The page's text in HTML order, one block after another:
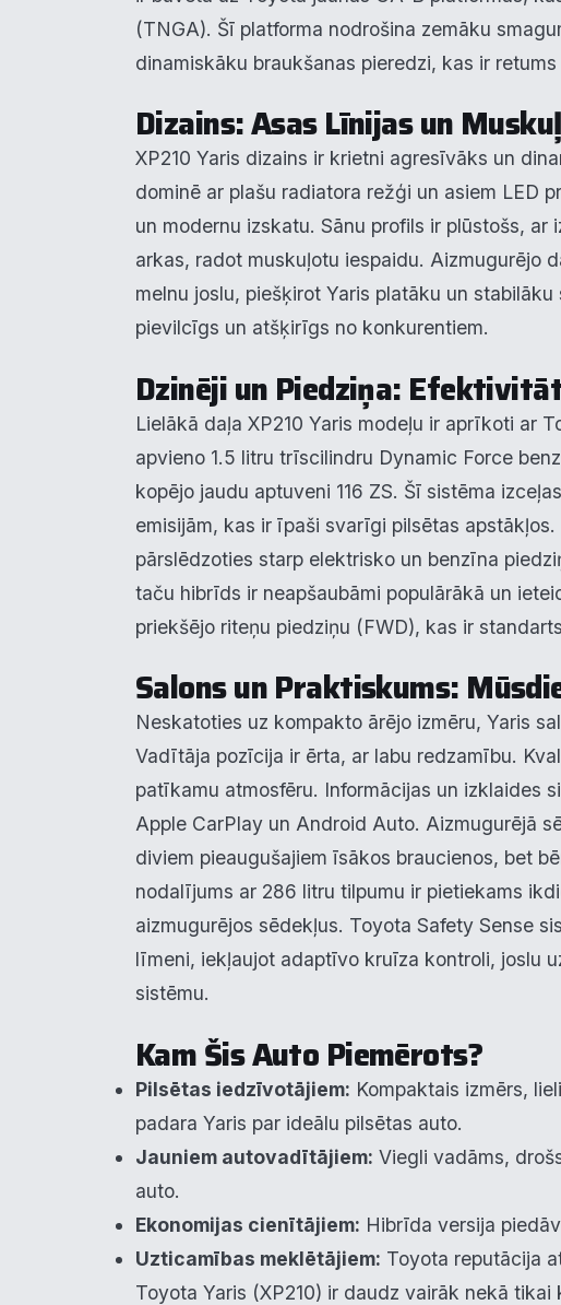
(TNGA). Šī platforma nodrošina zemāku
dinamiskāku braukšanas pieredzi, kas ir retums
Dizains: Asas Līnijas un
XP210 Yaris dizains ir krietni agresīvāks un
dominē ar plašu radiatora režģi un asiem LED
un modernu izskatu. Sānu profils ir plūstošs,
arkas, radot muskuļotu iespaidu. Aizmugurējo
melnu joslu, piešķirot Yaris platāku un
pievilcīgs un atšķirīgs no konkurentiem.
Dzinēji un Piedziņa:
Lielākā daļa XP210 Yaris modeļu ir aprīkoti ar
apvieno 1.5 litru trīscilindru Dynamic Force
kopējo jaudu aptuveni 116 ZS. Šī sistēma
emisijām, kas ir īpaši svarīgi pilsētas
pārslēdzoties starp elektrisko un benzīna
taču hibrīds ir neapšaubāmi populārākā un
priekšējo riteņu piedziņu (FWD), kas ir
Salons un Praktiskums:
Neskatoties uz kompakto ārējo izmēru, Yaris
Vadītāja pozīcija ir ērta, ar labu redzamību.
patīkamu atmosfēru. Informācijas un izklaides
Apple CarPlay un Android Auto. Aizmugurējā
diviem pieaugušajiem īsākos braucienos, bet
nodalījums ar 286 litru tilpumu ir pietiekams
aizmugurējos sēdekļus. Toyota Safety Sense
līmeni, iekļaujot adaptīvo kruīza kontroli, joslu
sistēmu.
Kam Šis Auto Piemērots?
Pilsētas iedzīvotājiem: Kompaktais izmērs,
padara Yaris par ideālu pilsētas auto.
Jauniem autovadītājiem: Viegli vadāms,
auto.
Ekonomijas cienītājiem: Hibrīda versija
Uzticamības meklētājiem: Toyota reputācija
Toyota Yaris (XP210) ir daudz vairāk nekā
Mēs
informāciju
▶
▶
Analītika
Veiktspēja
▶ Reklāma